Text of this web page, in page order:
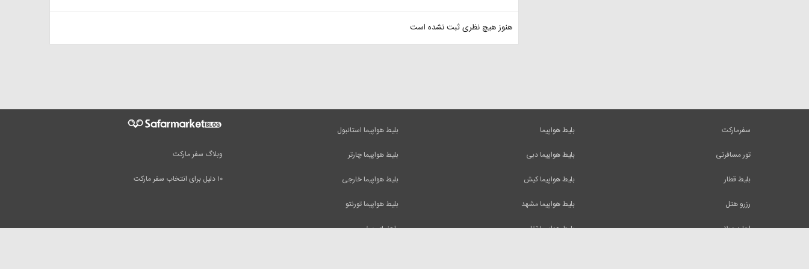
هنوز هیچ نظری ثبت نشده است
وبلاگ سفر مارکت
۱۰ دلیل برای انتخاب سفر مارکت
بلیط هواپیما استانبول
بلیط هواپیما چارتر
بلیط هواپیما خارجی
بلیط هواپیما تورنتو
راهنمای سفر
بلیط هواپیما
بلیط هواپیما دبی
بلیط هواپیما کیش
بلیط هواپیما مشهد
بلیط هواپیما تفلیس
سفرمارکت
تور مسافرتی
بلیط قطار
رزرو هتل
اجاره ویلا